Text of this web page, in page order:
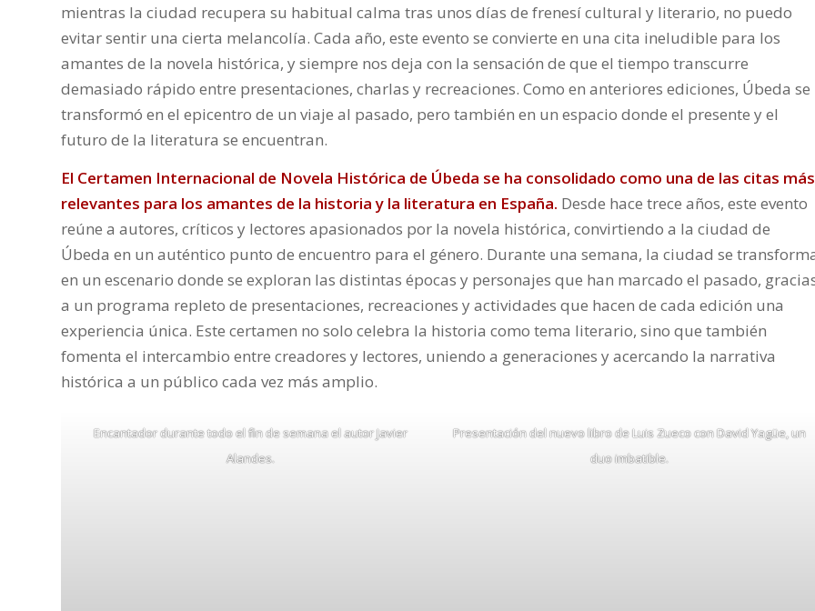
mientras la ciudad recupera su habitual calma tras unos días de frenesí cultural y literario, no puedo
evitar sentir una cierta melancolía. Cada año, este evento se convierte en una cita ineludible para los
amantes de la novela histórica, y siempre nos deja con la sensación de que el tiempo transcurre
demasiado rápido entre presentaciones, charlas y recreaciones. Como en anteriores ediciones, Úbeda se
transformó en el epicentro de un viaje al pasado, pero también en un espacio donde el presente y el
futuro de la literatura se encuentran.
El Certamen Internacional de Novela Histórica de Úbeda se ha consolidado como una de las citas más
relevantes para los amantes de la historia y la literatura en España. Desde hace trece años, este evento
reúne a autores, críticos y lectores apasionados por la novela histórica, convirtiendo a la ciudad de
Úbeda en un auténtico punto de encuentro para el género. Durante una semana, la ciudad se
en un escenario donde se exploran las distintas épocas y personajes que han marcado el pasado,
a un programa repleto de presentaciones, recreaciones y actividades que hacen de cada edición una
experiencia única. Este certamen no solo celebra la historia como tema literario, sino que también
fomenta el intercambio entre creadores y lectores, uniendo a generaciones y acercando la narrativa
histórica a un público cada vez más amplio.
Encantador durante todo el fin de semana el autor Javier
Alandes.
Presentación del nuevo libro de Luis Zueco con David Yagüe, un
duo imbatible.